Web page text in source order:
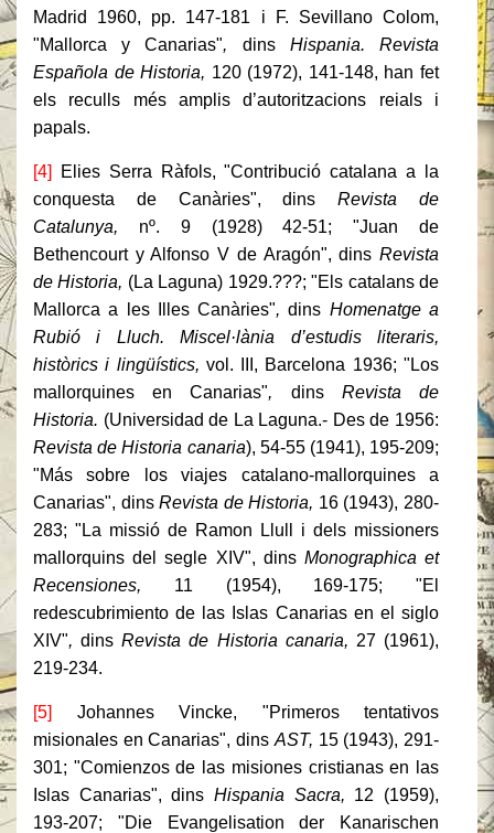
Madrid 1960, pp. 147-181 i F. Sevillano Colom,
"Mallorca y Canarias", dins Hispania. Revista
Española de Historia, 120 (1972), 141-148, han fet
els reculls més amplis d’autoritzacions reials i
papals.
[4]
Elies Serra Ràfols, "Contribució catalana a la
conquesta de Canàries", dinsRevista de
Catalunya, nº. 9 (1928) 42-51; "Juan de
Bethencourt y Alfonso V de Aragón", dins Revista
de Historia, (La Laguna) 1929.???; "Els catalans de
Mallorca a les Illes Canàries",dins Homenatge a
Rubió i Lluch. Miscel·lània d’estudis literaris,
històrics i lingüístics, vol. III, Barcelona 1936; "Los
mallorquines en Canarias", dins Revista de
Historia. (Universidad de La Laguna.- Des de 1956:
Revista de Historia canaria), 54-55 (1941), 195-209;
"Más sobre los viajes catalano-mallorquines a
Canarias", dinsRevista de Historia, 16 (1943), 280-
283; "La missió de Ramon Llull i dels missioners
mallorquins del segle XIV", dins Monographica et
Recensiones, 11 (1954), 169-175; "El
redescubrimiento de las Islas Canarias en el siglo
XIV",dinsRevista de Historia canaria, 27 (1961),
219-234.
[5]
Johannes Vincke, "Primeros tentativos
misionales en Canarias", dins AST, 15 (1943), 291-
301; "Comienzos de las misiones cristianas en las
Islas Canarias", dins Hispania Sacra, 12 (1959),
193-207; "Die Evangelisation der Kanarischen